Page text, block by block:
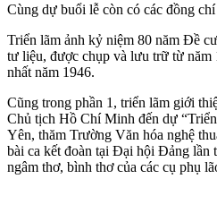
Cùng dự buổi lễ còn có các đồng
Triển lãm ảnh kỷ niệm 80 năm Đề
tư liệu, được chụp và lưu trữ từ năm
nhất năm 1946.
Cũng trong phần 1, triển lãm giới
Chủ tịch Hồ Chí Minh đến dự
Yên, thăm Trường Văn hóa nghệ
bài ca kết đoàn tại Đại hội Đảng lần
ngâm thơ, bình thơ của các cụ phụ